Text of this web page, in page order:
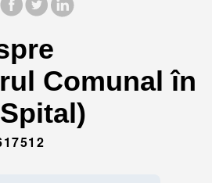
Comunal în